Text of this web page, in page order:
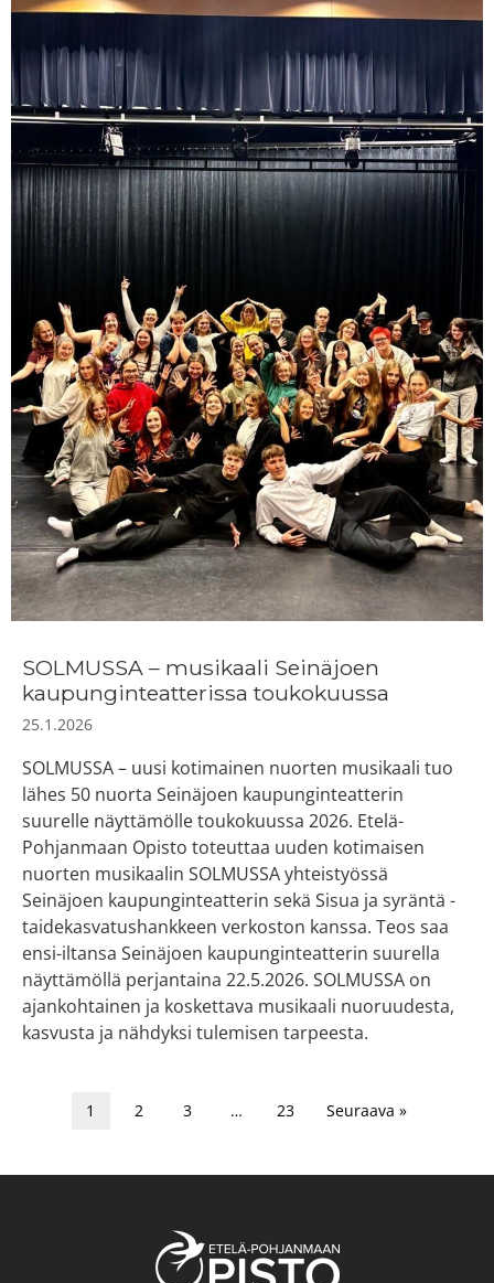
SOLMUSSA – musikaali Seinäjoen
kaupunginteatterissa toukokuussa
25.1.2026
SOLMUSSA – uusi kotimainen nuorten musikaali tuo
lähes 50 nuorta Seinäjoen kaupunginteatterin
suurelle näyttämölle toukokuussa 2026. Etelä-
Pohjanmaan Opisto toteuttaa uuden kotimaisen
nuorten musikaalin SOLMUSSA yhteistyössä
Seinäjoen kaupunginteatterin sekä Sisua ja syräntä -
taidekasvatushankkeen verkoston kanssa. Teos saa
ensi-iltansa Seinäjoen kaupunginteatterin suurella
näyttämöllä perjantaina 22.5.2026. SOLMUSSA on
ajankohtainen ja koskettava musikaali nuoruudesta,
kasvusta ja nähdyksi tulemisen tarpeesta.
1 2 3 … 23 Seuraava »